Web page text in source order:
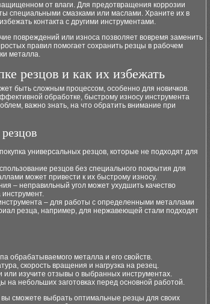
от влаги. Для предотвращения коррозии
специальными смазками или маслами. Храните их в
контакта с другими инструментами.
повреждений или износа позволяет вовремя заменить
правил помогает сохранить резцы в рабочем
металла.
резцов и как их избежать
быть сложным процессом, особенно для новичков.
обработке, быстрому износу инструмента
важно знать, на что обратить внимание при
универсальных резцов, которые не подходят для
резцов без специального покрытия для
может привести к их быстрому износу.
– неправильный угол может ухудшить качество
инструмент.
– для работы с определенными металлами
резца, например, для нержавеющей стали подходят
обрабатываемого металла и его свойств.
скорость вращения и нагрузка на резец.
или изучите отзывы о выбранных инструментах.
на небольших заготовках перед основной работой.
сможете выбрать оптимальные резцы для своих